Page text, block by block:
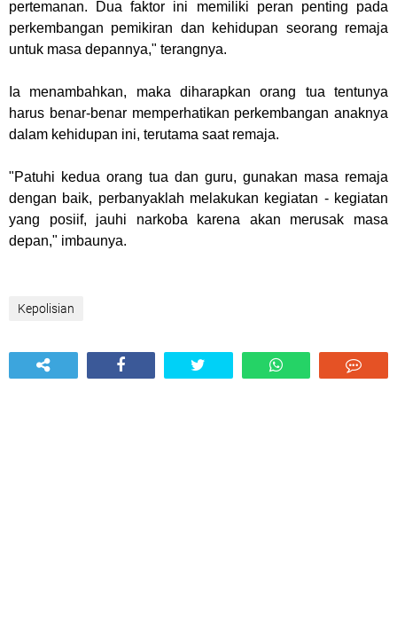
pertemanan. Dua faktor ini memiliki peran penting pada
perkembangan pemikiran dan kehidupan seorang remaja
untuk masa depannya," terangnya.
Ia menambahkan, maka diharapkan orang tua tentunya
harus benar-benar memperhatikan perkembangan anaknya
dalam kehidupan ini, terutama saat remaja.
"Patuhi kedua orang tua dan guru, gunakan masa remaja
dengan baik, perbanyaklah melakukan kegiatan - kegiatan
yang posiif, jauhi narkoba karena akan merusak masa
depan," imbaunya.
Kepolisian